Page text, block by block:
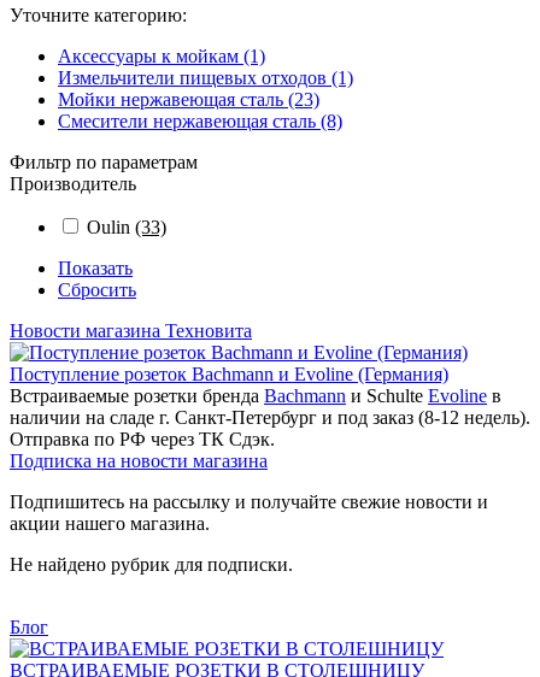
Уточните категорию:
Аксессуары к мойкам (1)
Измельчители пищевых отходов (1)
Мойки нержавеющая сталь (23)
Смесители нержавеющая сталь (8)
Фильтр по параметрам
Производитель
Oulin (33)
Показать
Сбросить
Новости магазина Техновита
Поступление розеток Bachmann и Evoline (Германия)
Встраиваемые розетки бренда Bachmann и Schulte Evoline в
наличии на сладе г. Санкт-Петербург и под заказ (8-12 недель).
Отправка по РФ через ТК Сдэк.
Подписка на новости магазина
Подпишитесь на рассылку и получайте свежие новости и
акции нашего магазина.
Не найдено рубрик для подписки.
Блог
ВСТРАИВАЕМЫЕ РОЗЕТКИ В СТОЛЕШНИЦУ